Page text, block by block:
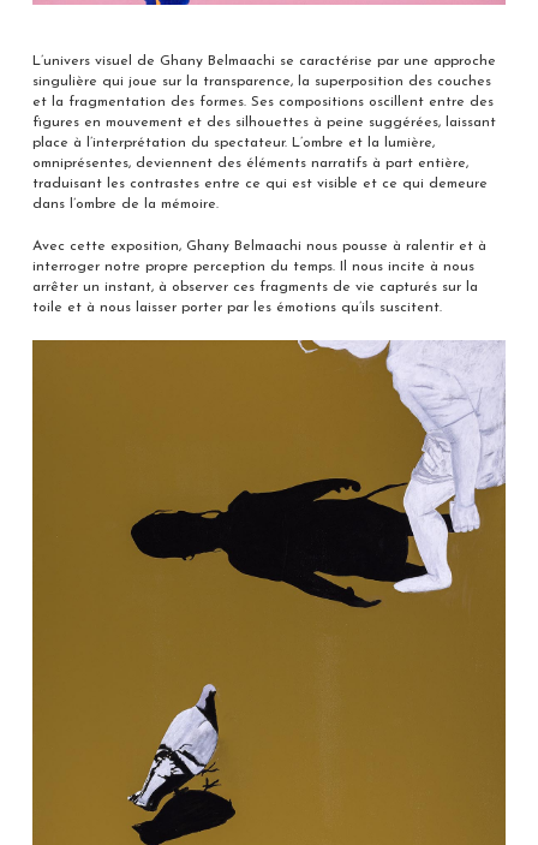
L’univers visuel de Ghany Belmaachi se caractérise par une approche
singulière qui joue sur la transparence, la superposition des couches
et la fragmentation des formes. Ses compositions oscillent entre des
figures en mouvement et des silhouettes à peine suggérées, laissant
place à l’interprétation du spectateur. L’ombre et la lumière,
omniprésentes, deviennent des éléments narratifs à part entière,
traduisant les contrastes entre ce qui est visible et ce qui demeure
dans l’ombre de la mémoire.
Avec cette exposition, Ghany Belmaachi nous pousse à ralentir et à
interroger notre propre perception du temps. Il nous incite à nous
arrêter un instant, à observer ces fragments de vie capturés sur la
toile et à nous laisser porter par les émotions qu’ils suscitent.